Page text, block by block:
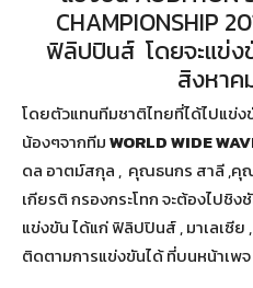
CHAMPIONSHIP
ฟิลิปปินส์ โดยจะแข่ง
สิงหาค
โดยตัวแทนทีมชาติไทยที่ได้ไปแข่ง
น้องๆจากทีมWORLD WIDE
ดล อาตม์สกุล , คุณธนกร สาลี ,
เกียรติ กรองกระโทก จะต้องไปชิ
แข่งขัน ได้แก่ ฟิลิปปินส์ , มาเลเซีย
ติดตามการแข่งขันได้ ที่บนหน้าเพ